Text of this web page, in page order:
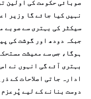
صوبائی حکومت کی اولین
نہیں کیا جائے گا وزیر
سیکٹر کی بہتری سے صوبے
جبکہ دودھ اور گوشت کی
ہوگا، جس سے معیشت
بہتری آئے گی انہوں نے
ادارہ جاتی اصلاحات کے
دوست بنانے کے لیے